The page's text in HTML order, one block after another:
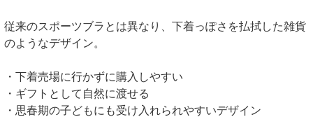
従来のスポーツブラとは異なり、下着っぽさを払拭した雑貨
のようなデザイン。
・下着売場に行かずに購入しやすい
・ギフトとして自然に渡せる
・思春期の子どもにも受け入れられやすいデザイン